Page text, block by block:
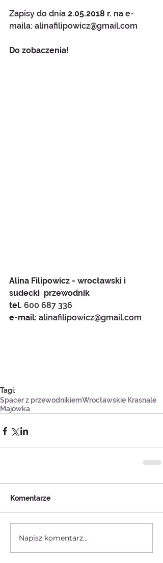
Zapisy do dnia 2.05.2018 r. na e-
maila: alinafilipowicz@gmail.com
Do zobaczenia!
Alina Filipowicz - wrocławski i
sudecki  przewodnik
tel. 600 687 336
e-mail: alinafilipowicz@gmail.com
Tagi:
Spacer z przewodnikiemWrocławskie Krasnale
Majówka
Komentarze
Napisz komentarz...